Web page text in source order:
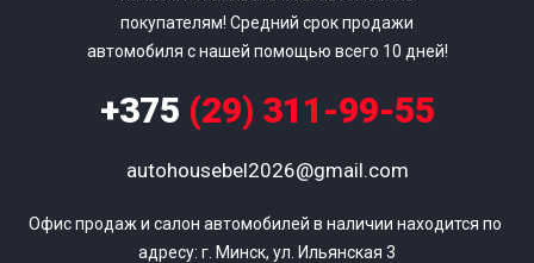
покупателям! Средний срок продажи
автомобиля с нашей помощью всего 10 дней!
+375 (29) 311-99-55
autohousebel2026@gmail.com
Офис продаж и салон автомобилей в наличии находится по
адресу: г. Минск, ул. Ильянская 3